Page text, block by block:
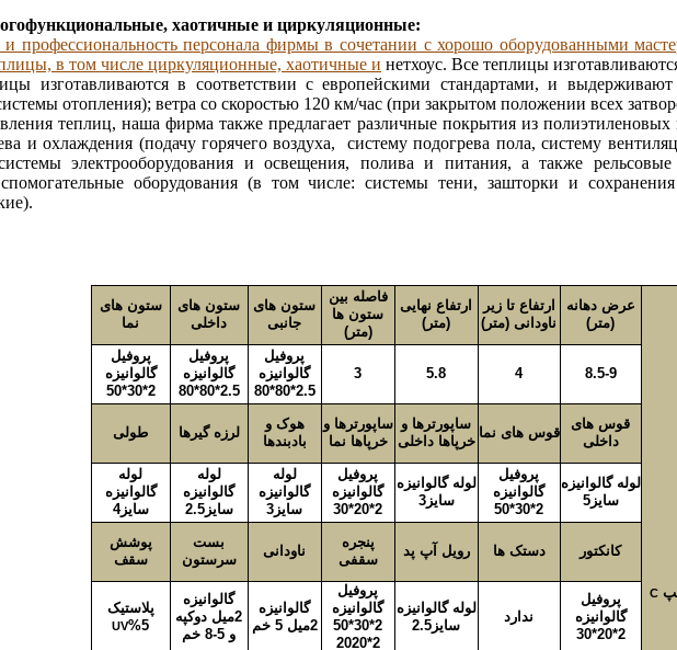
хаотичные и циркуляционные:
профессиональность персонала фирмы в сочетании с хорошо оборудованными
в том числе циркуляционные, хаотичные и нетхоус. Все теплицы
изготавливаются в соответствии с европейскими стандартами, и
отопления); ветра со скоростью 120 км/час (при закрытом положении всех
теплиц, наша фирма также предлагает различные покрытия из
и охлаждения (подачу горячего воздуха, систему подогрева пола, систему
электрооборудования и освещения, полива и питания, а также
оборудования (в том числе: системы тени, зашторки и
C
عرض دهانه
(متر)
ارتفاع تا زیر
ناودانی (متر)
ارتفاع نهایی
(متر)
فاصله بین
ستون ها
(متر)
ستون های
جانبی
ستون های
داخلی
ستون های
نما
8.5-9
4
5.8
3
پروفیل
گالوانیزه
2.5*80*80
پروفیل
گالوانیزه
2.5*80*80
پروفیل
گالوانیزه
2*30*50
قوس های
داخلی
قوس های نما
ساپورترها و
خرپاها داخلی
ساپورترها و
خرپاها نما
هوک و
بادبندها
لرزه گیرها طولی
لوله گالوانیزه
سایز5
پروفیل
گالوانیزه
2*30*50
لوله گالوانیزه
سایز3
پروفیل
گالوانیزه
2*20*30
لوله
گالوانیزه
سایز3
لوله
گالوانیزه
سایز2.5
لوله
گالوانیزه
سایز4
کانکتور دستک ها رویل آپ پد
پنجره
سقفی
ناودانی
بست
سرستون
پوشش
سقف
پروفیل
گالوانیزه
2*20*30
ندارد
لوله گالوانیزه
سایز2.5
پروفیل
گالوانیزه
2*30*50
2*2020
گالوانیزه
2میل 5 خم
گالوانیزه
2میل دوکپه
و 5-8 خم
پلاستیک
5%
UV